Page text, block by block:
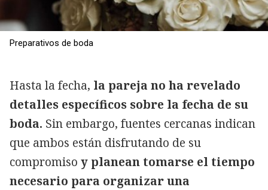
Preparativos de boda
Hasta la fecha, la pareja no ha revelado
detalles específicos sobre la fecha de su
boda. Sin embargo, fuentes cercanas indican
que ambos están disfrutando de su
compromiso y planean tomarse el tiempo
necesario para organizar una